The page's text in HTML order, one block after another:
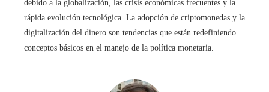
debido a la globalización, las crisis económicas frecuentes y la
rápida evolución tecnológica. La adopción de criptomonedas y la
digitalización del dinero son tendencias que están redefiniendo
conceptos básicos en el manejo de la política monetaria.